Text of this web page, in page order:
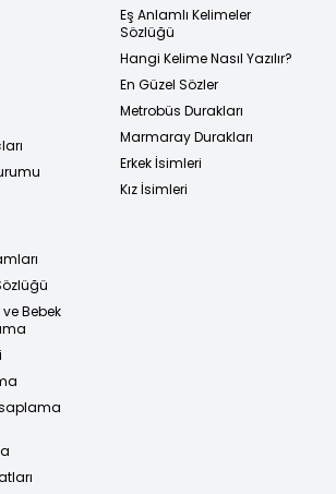
Eş Anlamlı Kelimeler
Sözlüğü
Hangi Kelime Nasıl Yazılır?
En Güzel Sözler
Metrobüs Durakları
Marmaray Durakları
Erkek İsimleri
Kız İsimleri
Bebek